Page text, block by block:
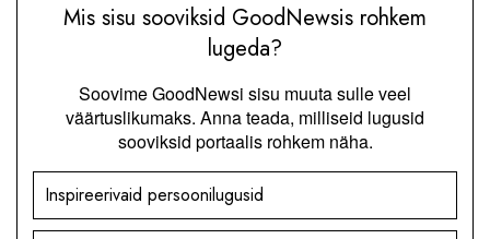
Mis sisu sooviksid GoodNewsis rohkem
lugeda?
Soovime GoodNewsi sisu muuta sulle veel
väärtuslikumaks. Anna teada, milliseid lugusid
sooviksid portaalis rohkem näha.
Inspireerivaid persoonilugusid